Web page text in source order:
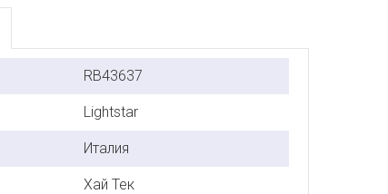
RB43637
Lightstar
Италия
Хай Тек